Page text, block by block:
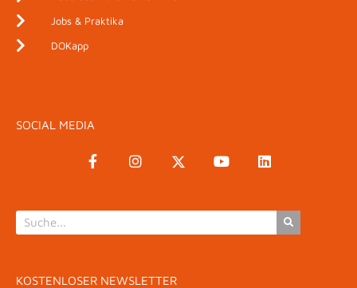
Jobs & Praktika
DOKapp
SOCIAL MEDIA
KOSTENLOSER NEWSLETTER